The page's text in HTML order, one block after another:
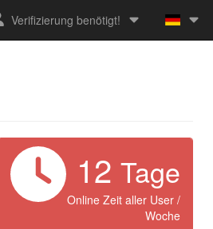
Verifizierung benötigt!
12 Tage
Online Zeit aller User /
Woche